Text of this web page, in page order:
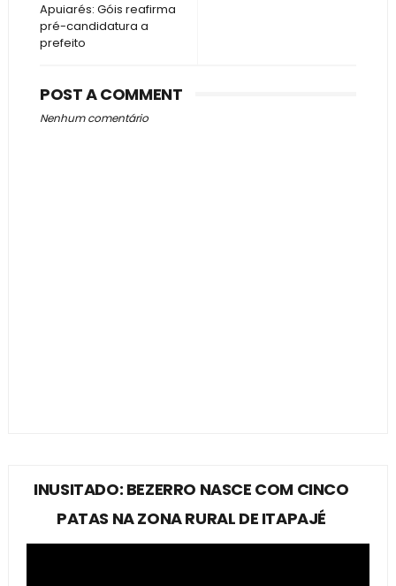
Apuiarés: Góis reafirma
pré-candidatura a
prefeito
POST A COMMENT
Nenhum comentário
INUSITADO: BEZERRO NASCE COM CINCO
PATAS NA ZONA RURAL DE ITAPAJÉ